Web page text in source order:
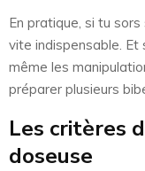
En pratique, si tu
vite indispensable. Et
même les
préparer plusieurs
Les critères
doseuse